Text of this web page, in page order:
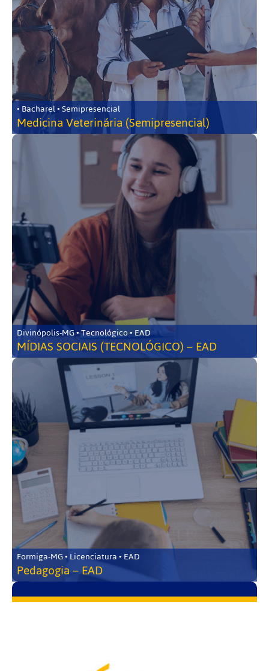
• Bacharel • Semipresencial
Medicina Veterinária (Semipresencial)
Divinópolis-MG • Tecnológico • EAD
MÍDIAS SOCIAIS (TECNOLÓGICO) – EAD
Formiga-MG • Licenciatura • EAD
Pedagogia – EAD